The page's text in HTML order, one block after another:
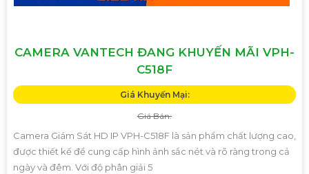
CAMERA VANTECH ĐANG KHUYẾN MÃI VPH-
C518F
Giá Khuyến Mại:
Giá Bán:
Camera Giám Sát HD IP VPH-C518F là sản phẩm chất lượng cao,
được thiết kế để cung cấp hình ảnh sắc nét và rõ ràng trong cả
ngày và đêm. Với độ phân giải 5